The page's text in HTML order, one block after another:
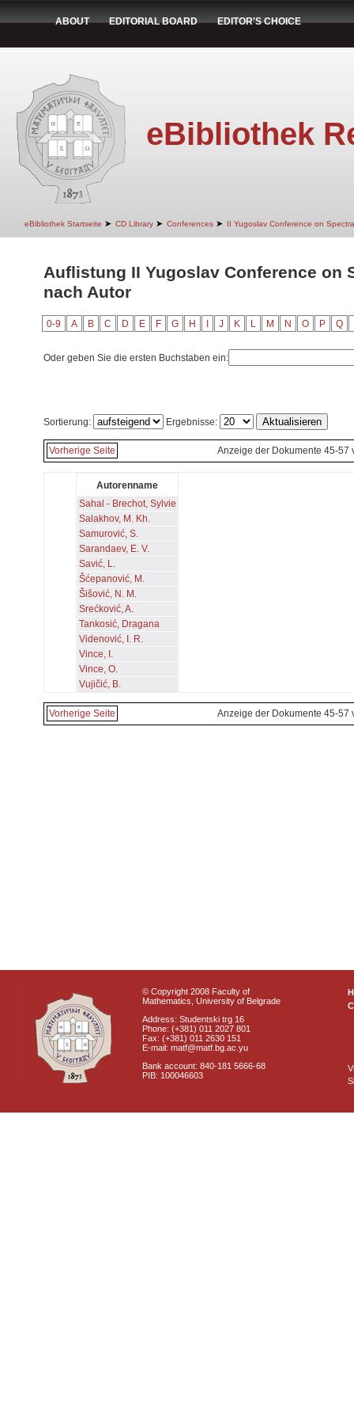
ABOUT EDITORIAL BOARD EDITOR'S CHOICE
eBibliothek
eBibliothek Startseite ➤ CD Library ➤ Conferences ➤ II Yugoslav Conference on
Auflistung II Yugoslav Conference on
nach Autor
0-9 A B C D E F G H J K L M N O P Q
Oder geben Sie die ersten Buchstaben ein:
Sortierung: Ergebnisse:
Vorherige Seite Anzeige der Dokumente 45-57
Autorenname
Sahal - Brechot, Sylvie
Salakhov, M. Kh.
Samurović, S.
Sarandaev, E. V.
Savić, L.
Šćepanović, M.
Šišović, N. M.
Srećković, A.
Tankosić, Dragana
Videnović, I. R.
Vince, I.
Vince, O.
Vujičić, B.
Vorherige Seite Anzeige der Dokumente 45-57
© Copyright 2008 Faculty of
Mathematics, University of Belgrade
Address: Studentski trg 16
Phone: (+381) 011 2027 801
Fax: (+381) 011 2630 151
E-mail: matf@matf.bg.ac.yu
Bank account: 840-181 5666-68
PIB: 100046603